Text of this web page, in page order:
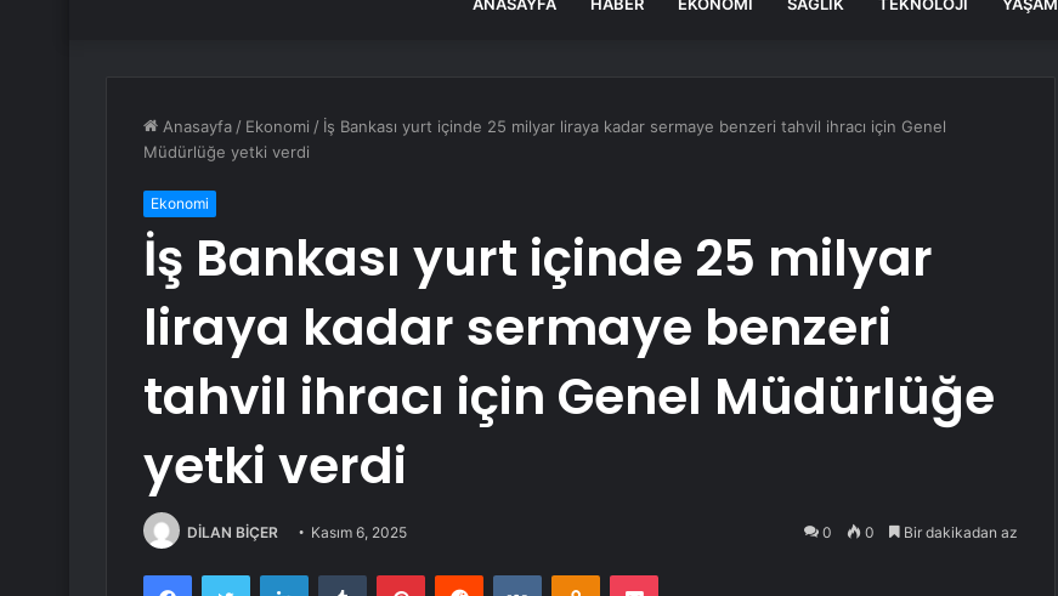
Anasayfa / Ekonomi / İş Bankası yurt içinde 25 milyar liraya kadar sermaye benzeri tahvil ihracı için Genel
Müdürlüğe yetki verdi
Ekonomi
İş Bankası yurt içinde 25 milyar
liraya kadar sermaye benzeri
tahvil ihracı için Genel Müdürlüğe
yetki verdi
DİLAN BİÇER Kasım 6, 2025 0 0 Bir dakikadan az
FacebookTwitter LinkedInTumblr PinterestReddit VKontakteOdnoklassniki
Pocket